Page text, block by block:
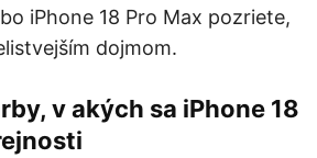
iPhone 18 Pro Max pozriete,
dojmom.
v akých sa iPhone 18